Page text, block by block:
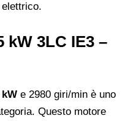
kW 3LC IE3 –
e 2980 giri/min è uno
Questo motore